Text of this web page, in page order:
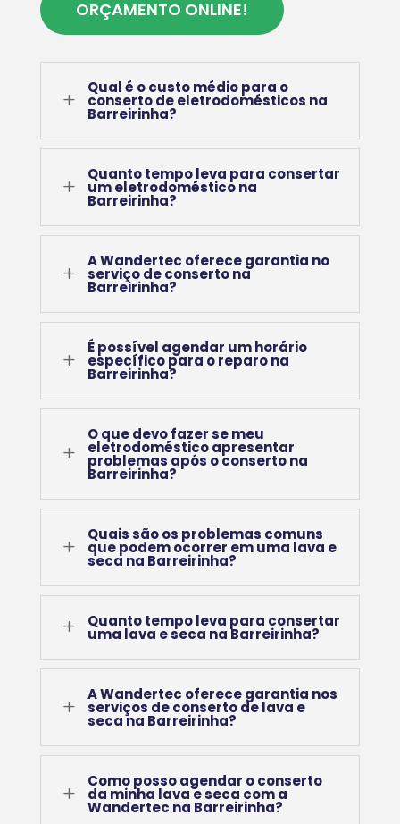
ORÇAMENTO ONLINE!
L
Qual é o custo médio para o
conserto de eletrodomésticos na
Barreirinha?
L
Quanto tempo leva para consertar
um eletrodoméstico na
Barreirinha?
L
A Wandertec oferece garantia no
serviço de conserto na
Barreirinha?
L
É possível agendar um horário
específico para o reparo na
Barreirinha?
L
O que devo fazer se meu
eletrodoméstico apresentar
problemas após o conserto na
Barreirinha?
L
Quais são os problemas comuns
que podem ocorrer em uma lava e
seca na Barreirinha?
L Quanto tempo leva para consertar
uma lava e seca na Barreirinha?
L
A Wandertec oferece garantia nos
serviços de conserto de lava e
seca na Barreirinha?
L
Como posso agendar o conserto
da minha lava e seca com a
Wandertec na Barreirinha?